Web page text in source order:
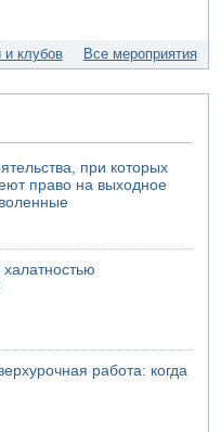
Омана
Браке
на Кинерете
Ленинградской
и клубов Все мероприятия
при которых
право на выходное
халатностью
работа: когда